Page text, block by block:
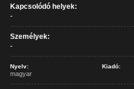
Kapcsolódó helyek:
-
Személyek:
-
Nyelv:
magyar
Kiadó: